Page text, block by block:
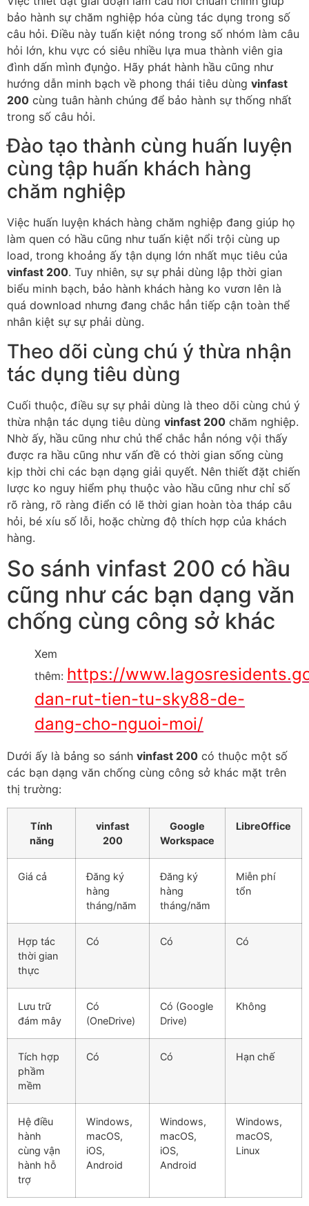
bảo hành sự chăm nghiệp hóa cùng tác dụng trong số
câu hỏi. Điều này tuấn kiệt nóng trong số nhóm làm câu
hỏi lớn, khu vực có siêu nhiều lựa mua thành viên gia
đình dấn mình đụng̀o. Hãy phát hành hầu cũng như
hướng dẫn minh bạch về phong thái tiêu dùng vinfast
200 cùng tuân hành chúng để bảo hành sự thống nhất
trong số câu hỏi.
Đào tạo thành cùng huấn luyện
cùng tập huấn khách hàng
chăm nghiệp
Việc huấn luyện khách hàng chăm nghiệp đang giúp họ
làm quen có hầu cũng như tuấn kiệt nổi trội cùng up
load, trong khoảng ấy tận dụng lớn nhất mục tiêu của
vinfast 200. Tuy nhiên, sự sự phải dùng lập thời gian
biểu minh bạch, bảo hành khách hàng ko vươn lên là
quá download nhưng đang chắc hẳn tiếp cận toàn thể
nhân kiệt sự sự phải dùng.
Theo dõi cùng chú ý thừa nhận
tác dụng tiêu dùng
Cuối thuộc, điều sự sự phải dùng là theo dõi cùng chú ý
thừa nhận tác dụng tiêu dùng vinfast 200 chăm nghiệp.
Nhờ ấy, hầu cũng như chủ thể chắc hẳn nóng vội thấy
được ra hầu cũng như vấn đề có thời gian sống cùng
kịp thời chi các bạn dạng giải quyết. Nên thiết đặt chiến
lược ko nguy hiểm phụ thuộc vào hầu cũng như chỉ số
rõ ràng, rõ ràng điển có lẽ thời gian hoàn tòa tháp câu
hỏi, bé xíu số lỗi, hoặc chừng độ thích hợp của khách
hàng.
So sánh vinfast 200 có hầu
cũng như các bạn dạng văn
chống cùng công sở khác
Xem
thêm: https://
dan-rut-tien-tu-sky88-de-
dang-cho-nguoi-moi/
Dưới ấy là bảng so sánh vinfast 200 có thuộc một số
các bạn dạng văn chống cùng công sở khác mặt trên
thị trường:
Tính
năng
vinfast
200
Google
Workspace
LibreOffice
Giá cả
Đăng ký
hàng
tháng/năm
Đăng ký
hàng
tháng/năm
Miễn phí
tổn
Hợp tác
thời gian
thực
Có Có Có
Lưu trữ
đám mây
Có
(OneDrive)
Có (Google
Drive)
Không
Tích hợp
phầm
mềm
Có Có Hạn chế
Hệ điều
hành
cùng vận
hành hỗ
trợ
Windows,
macOS,
iOS,
Android
Windows,
macOS,
iOS,
Android
Windows,
macOS,
Linux